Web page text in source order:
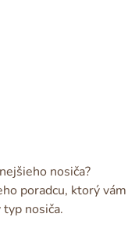
nosiča?
poradcu, ktorý vám
nosiča.